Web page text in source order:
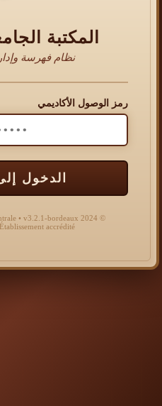
المكتبة
نظام فهرسة
رمز الوصول الأكاديمي
الدخول
© 2024 Bibliothèque Universitaire Centrale • v3.2.1-bordeaux
Établissement accrédité • وزارة التعليم العالي